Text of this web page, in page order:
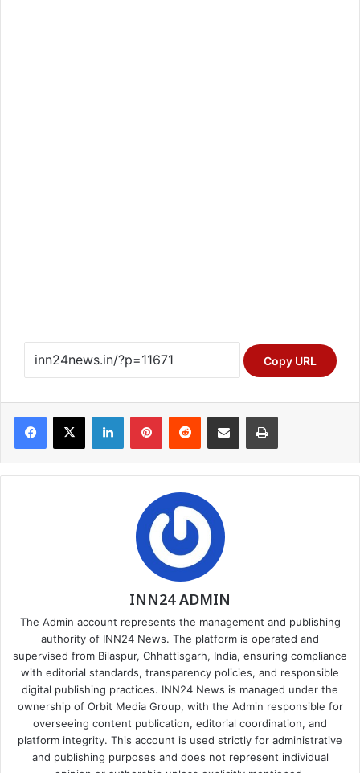
Copy URL
Facebook
X LinkedInPinterestReddit Share via Email Print
INN24 ADMIN
The Admin account represents the management and publishing
authority of INN24 News. The platform is operated and
supervised from Bilaspur, Chhattisgarh, India, ensuring compliance
with editorial standards, transparency policies, and responsible
digital publishing practices. INN24 News is managed under the
ownership of Orbit Media Group, with the Admin responsible for
overseeing content publication, editorial coordination, and
platform integrity. This account is used strictly for administrative
and publishing purposes and does not represent individual